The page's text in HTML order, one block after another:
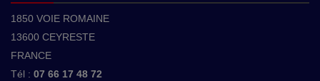
1850 VOIE ROMAINE
13600 CEYRESTE
FRANCE
Tél : 07 66 17 48 72